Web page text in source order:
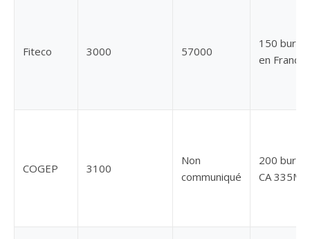
Fiteco 3000 57000
150
en France
COGEP 3100
Non
communiqué
200
CA 335M€